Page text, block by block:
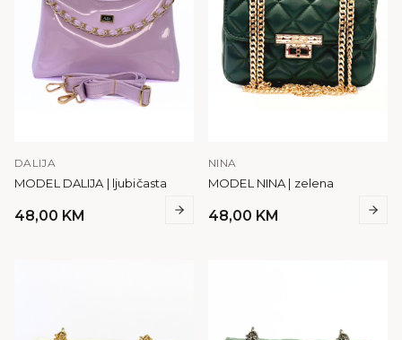
DALIJA
MODEL DALIJA | ljubičasta
48,00 KM
NINA
MODEL NINA | zelena
48,00 KM